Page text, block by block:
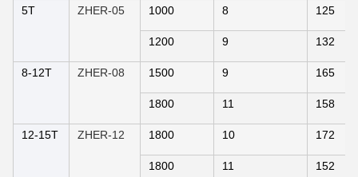
5T ZHER-05 1000 8 125
1200 9 132
8-12T ZHER-08 1500 9 165
1800 11 158
12-15T ZHER-12 1800 10 172
1800 11 152